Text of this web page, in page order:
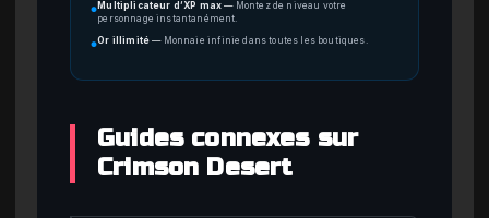
● Multiplicateur d’XP max — Montez de niveau votre
personnage instantanément.
●Or illimité — Monnaie infinie dans toutes les boutiques.
Guides connexes sur
Crimson Desert